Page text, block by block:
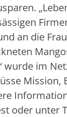
an die
wurde im
Mission,
oder unter